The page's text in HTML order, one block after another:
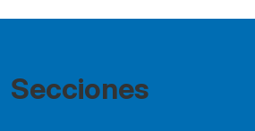
Secciones